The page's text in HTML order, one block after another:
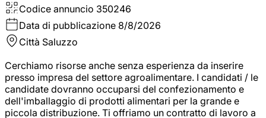
Codice annuncio 350246
Data di pubblicazione 8/8/2026
Città Saluzzo
Cerchiamo risorse anche senza esperienza da inserire
presso impresa del settore agroalimentare. I candidati / le
candidate dovranno occuparsi del confezionamento e
dell'imballaggio di prodotti alimentari per la grande e
piccola distribuzione. Ti offriamo un contratto di lavoro a